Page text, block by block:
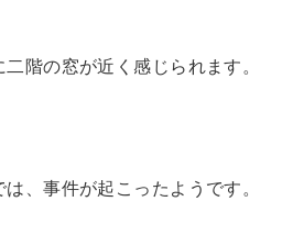
階の窓が近く感じられます。
、事件が起こったようです。